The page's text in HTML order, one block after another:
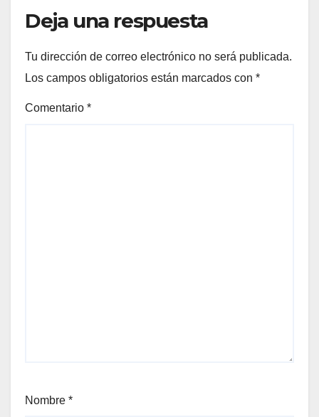
Deja una respuesta
Tu dirección de correo electrónico no será publicada.
Los campos obligatorios están marcados con *
Comentario *
Nombre *